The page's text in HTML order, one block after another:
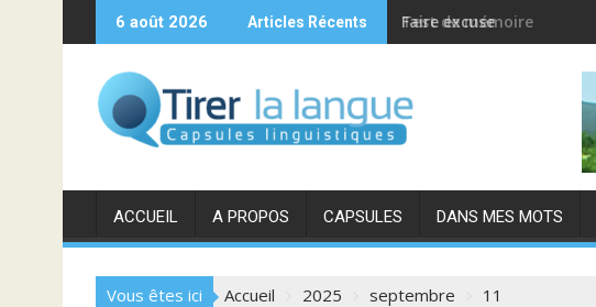
k
t
6 août 2026 Articles Récents Faire excuse
ACCUEIL A PROPOS CAPSULES DANS MES MOTS
Vous êtes ici Accueil 2025 septembre 11